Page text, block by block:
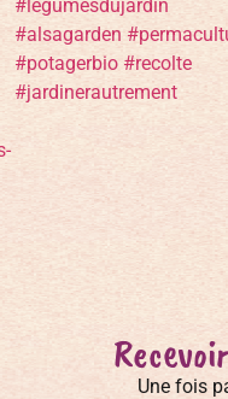
Une fois